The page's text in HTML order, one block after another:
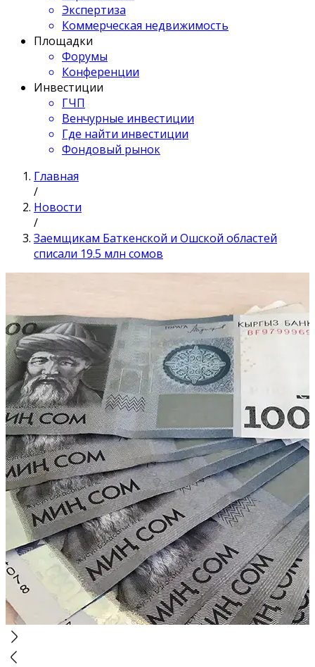
Экспертиза
Коммерческая недвижимость
Площадки
Форумы
Конференции
Инвестиции
ГЧП
Венчурные инвестиции
Где найти инвестиции
Фондовый рынок
Главная
/
Новости
/
Заемщикам Баткенской и Ошской областей
списали 19.5 млн сомов